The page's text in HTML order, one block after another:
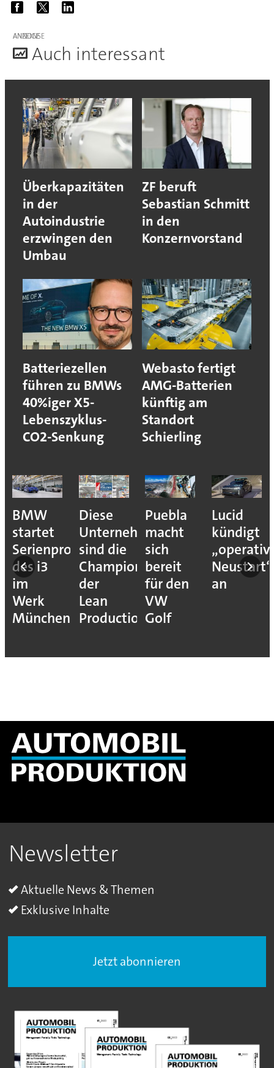
ANZEIGE
Auch interessant
Überkapazitäten
in der
Autoindustrie
erzwingen den
Umbau
ZF beruft
Sebastian Schmitt
in den
Konzernvorstand
Batteriezellen
führen zu BMWs
40%iger X5-
Lebenszyklus-
CO2-Senkung
Webasto fertigt
AMG-Batterien
künftig am
Standort
Schierling
BMW
startet
Serienproduktion
des i3
im
Werk
München
Diese
Unternehmen
sind die
Champions
der
Lean
Production
Puebla
macht
sich
bereit
für den
VW
Golf
Lucid
kündigt
Neustart“
an
Newsletter
Aktuelle News & Themen
Exklusive Inhalte
Jetzt abonnieren